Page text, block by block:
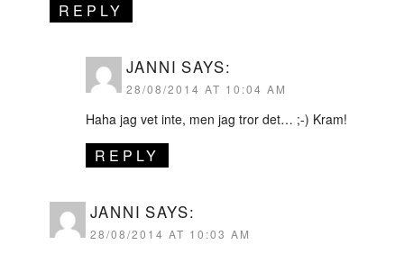
REPLY
JANNI SAYS:
28/08/2014 AT 10:04 AM
Haha jag vet inte, men jag tror det… ;-) Kram!
REPLY
JANNI SAYS:
28/08/2014 AT 10:03 AM